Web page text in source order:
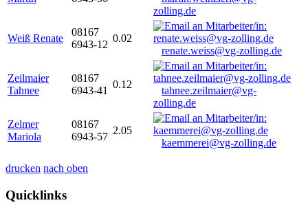
zolling.de
Weiß Renate
08167
6943-12
0.02
renate.weiss@vg-zolling.de
Zeilmaier
Tahnee
08167
6943-41
0.12
tahnee.zeilmaier@vg-
zolling.de
Zelmer
Mariola
08167
6943-57
2.05
kaemmerei@vg-zolling.de
drucken nach oben
Quicklinks